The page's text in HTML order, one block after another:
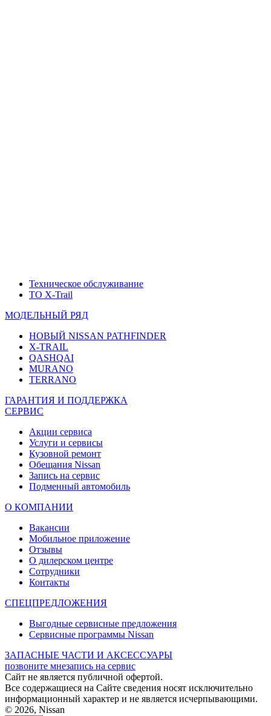
Техническое обслуживание
ТО X-Trail
МОДЕЛЬНЫЙ РЯД
НОВЫЙ NISSAN PATHFINDER
X-TRAIL
QASHQAI
MURANO
TERRANO
ГАРАНТИЯ И ПОДДЕРЖКА
СЕРВИС
Акции сервиса
Услуги и сервисы
Кузовной ремонт
Обещания Nissan
Запись на сервис
Подменный автомобиль
О КОМПАНИИ
Вакансии
Мобильное приложение
Отзывы
О дилерском центре
Сотрудники
Контакты
СПЕЦПРЕДЛОЖЕНИЯ
Выгодные сервисные предложения
Сервисные программы Nissan
ЗАПАСНЫЕ ЧАСТИ И АКСЕССУАРЫ
позвоните мнезапись на сервис
Cайт не является публичной офертой.
Все содержащиеся на Сайте сведения носят исключительно
информационный характер и не является исчерпывающими.
© 2026, Nissan